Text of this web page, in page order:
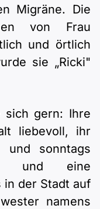
Migräne. Die
von Frau
und örtlich
sie „Ricki"
gern: Ihre
liebevoll, ihr
und sonntags
und eine
in der Stadt auf
namens